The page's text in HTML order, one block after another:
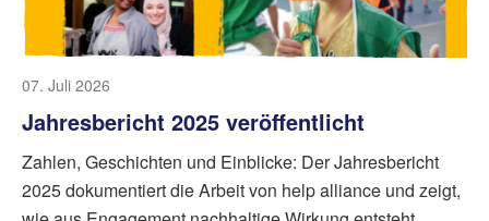
07. Juli 2026
Jahresbericht 2025 veröffentlicht
Zahlen, Geschichten und Einblicke: Der Jahresbericht
2025 dokumentiert die Arbeit von help alliance und zeigt,